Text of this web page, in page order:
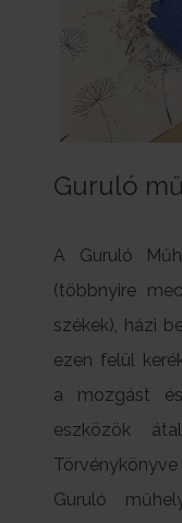
Guruló
A Guruló
(többnyire
székek), házi
ezen felül
a mozgást
eszközök
Guruló